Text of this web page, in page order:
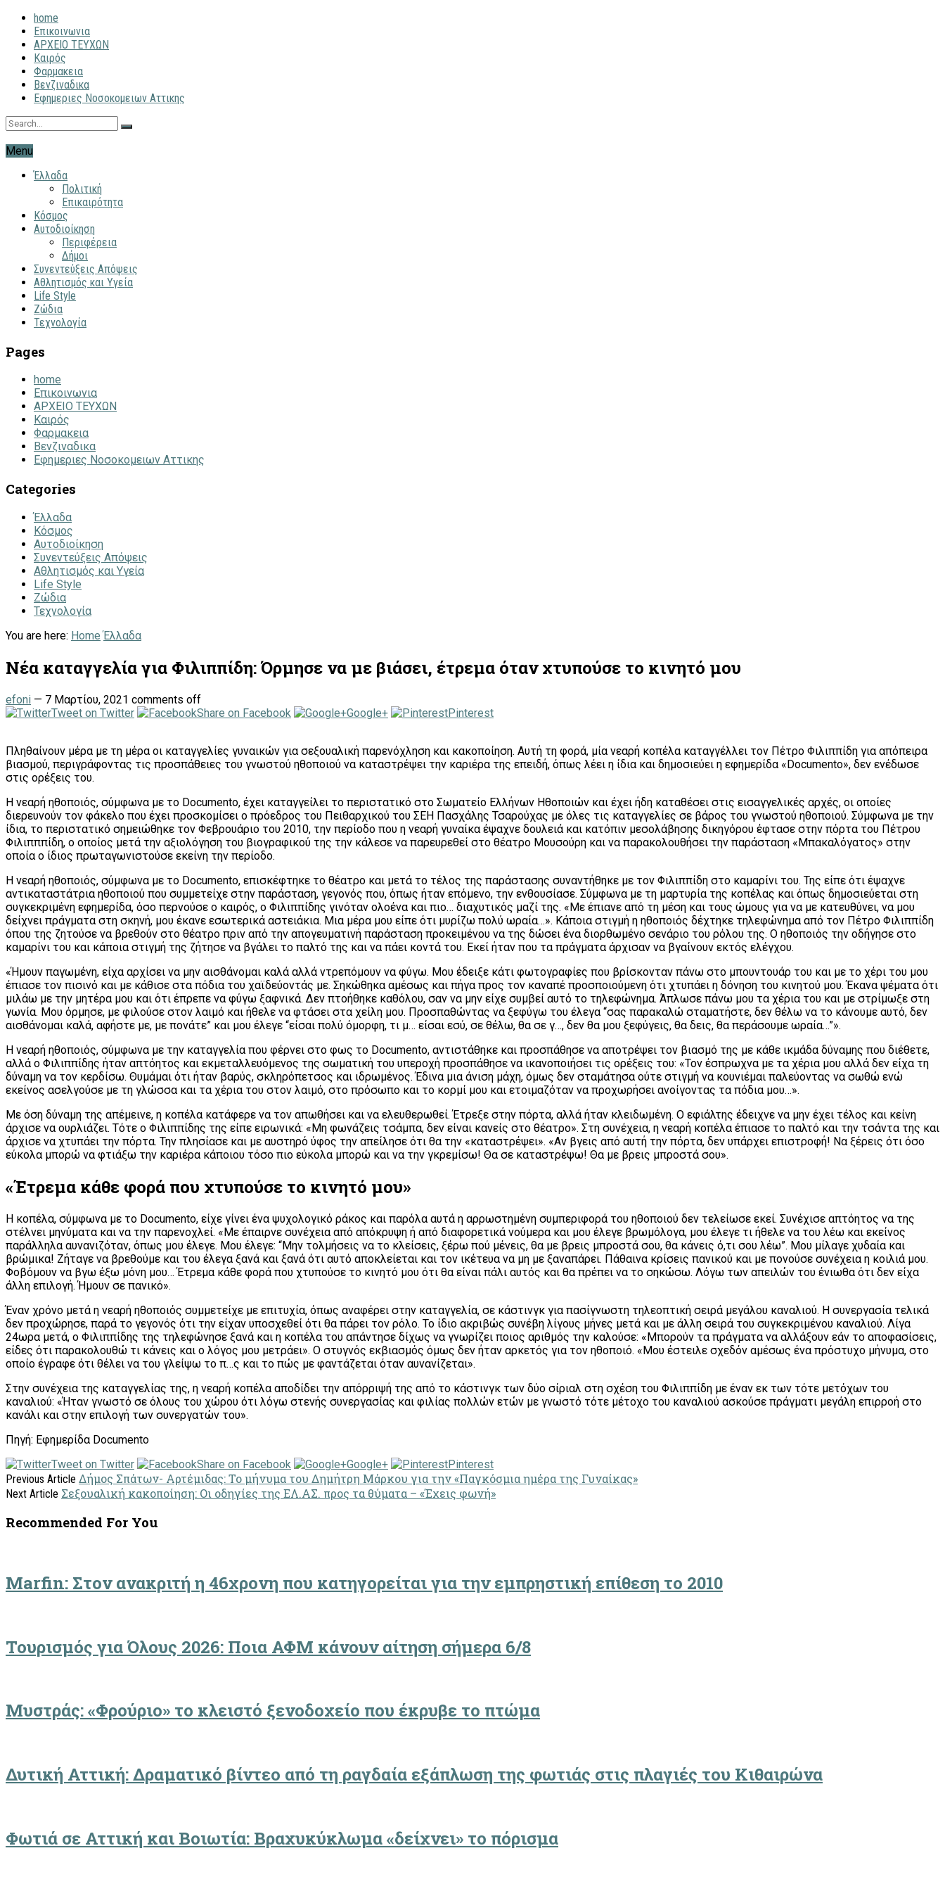
home
Επικοινωνια
ΑΡΧΕΙΟ ΤΕΥΧΩΝ
Καιρός
Φαρμακεια
Βενζιναδικα
Εφημεριες Νοσοκομειων Αττικης
Menu
Έλλαδα
Πολιτική
Επικαιρότητα
Κόσμος
Αυτοδιοίκηση
Περιφέρεια
Δήμοι
Συνεντεύξεις Απόψεις
Αθλητισμός και Υγεία
Life Style
Ζώδια
Τεχνολογία
Pages
home
Επικοινωνια
ΑΡΧΕΙΟ ΤΕΥΧΩΝ
Καιρός
Φαρμακεια
Βενζιναδικα
Εφημεριες Νοσοκομειων Αττικης
Categories
Έλλαδα
Κόσμος
Αυτοδιοίκηση
Συνεντεύξεις Απόψεις
Αθλητισμός και Υγεία
Life Style
Ζώδια
Τεχνολογία
You are here: Home Έλλαδα
Νέα καταγγελία για Φιλιππίδη: Όρμησε να με βιάσει, έτρεμα όταν χτυπούσε το κινητό μου
efoni — 7 Μαρτίου, 2021 comments off
Tweet on Twitter
Share on Facebook Google+ Pinterest
Πληθαίνουν μέρα με τη μέρα οι καταγγελίες γυναικών για σεξουαλική παρενόχληση και κακοποίηση. Αυτή τη φορά, μία νεαρή κοπέλα καταγγέλλει τον Πέτρο Φιλιππίδη για απόπειρα
βιασμού, περιγράφοντας τις προσπάθειες του γνωστού ηθοποιού να καταστρέψει την καριέρα της επειδή, όπως λέει η ίδια και δημοσιεύει η εφημερίδα «Documento», δεν ενέδωσε
στις ορέξεις του.
Η νεαρή ηθοποιός, σύμφωνα με το Documento, έχει καταγγείλει το περιστατικό στο Σωματείο Ελλήνων Ηθοποιών και έχει ήδη καταθέσει στις εισαγγελικές αρχές, οι οποίες
διερευνούν τον φάκελο που έχει προσκομίσει ο πρόεδρος του Πειθαρχικού του ΣΕΗ Πασχάλης Τσαρούχας με όλες τις καταγγελίες σε βάρος του γνωστού ηθοποιού. Σύμφωνα με την
ίδια, το περιστατικό σημειώθηκε τον Φεβρουάριο του 2010, την περίοδο που η νεαρή γυναίκα έψαχνε δουλειά και κατόπιν μεσολάβησης δικηγόρου έφτασε στην πόρτα του Πέτρου
Φιλιπππίδη, ο οποίος μετά την αξιολόγηση του βιογραφικού της την κάλεσε να παρευρεθεί στο θέατρο Μουσούρη και να παρακολουθήσει την παράσταση «Μπακαλόγατος» στην
οποία ο ίδιος πρωταγωνιστούσε εκείνη την περίοδο.
Η νεαρή ηθοποιός, σύμφωνα με το Documento, επισκέφτηκε το θέατρο και μετά το τέλος της παράστασης συναντήθηκε με τον Φιλιππίδη στο καμαρίνι του. Της είπε ότι έψαχνε
αντικαταστάτρια ηθοποιού που συμμετείχε στην παράσταση, γεγονός που, όπως ήταν επόμενο, την ενθουσίασε. Σύμφωνα με τη μαρτυρία της κοπέλας και όπως δημοσιεύεται στη
συγκεκριμένη εφημερίδα, όσο περνούσε ο καιρός, ο Φιλιππίδης γινόταν ολοένα και πιο… διαχυτικός μαζί της. «Με έπιανε από τη μέση και τους ώμους για να με κατευθύνει, να μου
δείχνει πράγματα στη σκηνή, μου έκανε εσωτερικά αστειάκια. Μια μέρα μου είπε ότι μυρίζω πολύ ωραία…». Κάποια στιγμή η ηθοποιός δέχτηκε τηλεφώνημα από τον Πέτρο Φιλιππίδη
όπου της ζητούσε να βρεθούν στο θέατρο πριν από την απογευματινή παράσταση προκειμένου να της δώσει ένα διορθωμένο σενάριο του ρόλου της. Ο ηθοποιός την οδήγησε στο
καμαρίνι του και κάποια στιγμή της ζήτησε να βγάλει το παλτό της και να πάει κοντά του. Εκεί ήταν που τα πράγματα άρχισαν να βγαίνουν εκτός ελέγχου.
«Ήμουν παγωμένη, είχα αρχίσει να μην αισθάνομαι καλά αλλά ντρεπόμουν να φύγω. Μου έδειξε κάτι φωτογραφίες που βρίσκονταν πάνω στο μπουντουάρ του και με το χέρι του μου
έπιασε τον πισινό και με κάθισε στα πόδια του χαϊδεύοντάς με. Σηκώθηκα αμέσως και πήγα προς τον καναπέ προσποιούμενη ότι χτυπάει η δόνηση του κινητού μου. Έκανα ψέματα ότι
μιλάω με την μητέρα μου και ότι έπρεπε να φύγω ξαφνικά. Δεν πτοήθηκε καθόλου, σαν να μην είχε συμβεί αυτό το τηλεφώνημα. Άπλωσε πάνω μου τα χέρια του και με στρίμωξε στη
γωνία. Μου όρμησε, με φιλούσε στον λαιμό και ήθελε να φτάσει στα χείλη μου. Προσπαθώντας να ξεφύγω του έλεγα “σας παρακαλώ σταματήστε, δεν θέλω να το κάνουμε αυτό, δεν
αισθάνομαι καλά, αφήστε με, με πονάτε” και μου έλεγε “είσαι πολύ όμορφη, τι μ… είσαι εσύ, σε θέλω, θα σε γ…, δεν θα μου ξεφύγεις, θα δεις, θα περάσουμε ωραία…”».
Η νεαρή ηθοποιός, σύμφωνα με την καταγγελία που φέρνει στο φως το Documento, αντιστάθηκε και προσπάθησε να αποτρέψει τον βιασμό της με κάθε ικμάδα δύναμης που διέθετε,
αλλά ο Φιλιππίδης ήταν απτόητος και εκμεταλλευόμενος της σωματική του υπεροχή προσπάθησε να ικανοποιήσει τις ορέξεις του: «Τον έσπρωχνα με τα χέρια μου αλλά δεν είχα τη
δύναμη να τον κερδίσω. Θυμάμαι ότι ήταν βαρύς, σκληρόπετσος και ιδρωμένος. Έδινα μια άνιση μάχη, όμως δεν σταμάτησα ούτε στιγμή να κουνιέμαι παλεύοντας να σωθώ ενώ
εκείνος ασελγούσε με τη γλώσσα και τα χέρια του στον λαιμό, στο πρόσωπο και το κορμί μου και ετοιμαζόταν να προχωρήσει ανοίγοντας τα πόδια μου…».
Με όση δύναμη της απέμεινε, η κοπέλα κατάφερε να τον απωθήσει και να ελευθερωθεί. Έτρεξε στην πόρτα, αλλά ήταν κλειδωμένη. Ο εφιάλτης έδειχνε να μην έχει τέλος και κείνη
άρχισε να ουρλιάζει. Τότε ο Φιλιππίδης της είπε ειρωνικά: «Μη φωνάζεις τσάμπα, δεν είναι κανείς στο θέατρο». Στη συνέχεια, η νεαρή κοπέλα έπιασε το παλτό και την τσάντα της και
άρχισε να χτυπάει την πόρτα. Την πλησίασε και με αυστηρό ύφος την απείλησε ότι θα την «καταστρέψει». «Αν βγεις από αυτή την πόρτα, δεν υπάρχει επιστροφή! Να ξέρεις ότι όσο
εύκολα μπορώ να φτιάξω την καριέρα κάποιου τόσο πιο εύκολα μπορώ και να την γκρεμίσω! Θα σε καταστρέψω! Θα με βρεις μπροστά σου».
«Έτρεμα κάθε φορά που χτυπούσε το κινητό μου»
Η κοπέλα, σύμφωνα με το Documento, είχε γίνει ένα ψυχολογικό ράκος και παρόλα αυτά η αρρωστημένη συμπεριφορά του ηθοποιού δεν τελείωσε εκεί. Συνέχισε απτόητος να της
στέλνει μηνύματα και να την παρενοχλεί. «Με έπαιρνε συνέχεια από απόκρυψη ή από διαφορετικά νούμερα και μου έλεγε βρωμόλογα, μου έλεγε τι ήθελε να του λέω και εκείνος
παράλληλα αυνανιζόταν, όπως μου έλεγε. Μου έλεγε: “Μην τολμήσεις να το κλείσεις, ξέρω πού μένεις, θα με βρεις μπροστά σου, θα κάνεις ό,τι σου λέω”. Μου μίλαγε χυδαία και
βρώμικα! Ζήταγε να βρεθούμε και του έλεγα ξανά και ξανά ότι αυτό αποκλείεται και τον ικέτευα να μη με ξαναπάρει. Πάθαινα κρίσεις πανικού και με πονούσε συνέχεια η κοιλιά μου.
Φοβόμουν να βγω έξω μόνη μου… Έτρεμα κάθε φορά που χτυπούσε το κινητό μου ότι θα είναι πάλι αυτός και θα πρέπει να το σηκώσω. Λόγω των απειλών του ένιωθα ότι δεν είχα
άλλη επιλογή. Ήμουν σε πανικό».
Έναν χρόνο μετά η νεαρή ηθοποιός συμμετείχε με επιτυχία, όπως αναφέρει στην καταγγελία, σε κάστινγκ για πασίγνωστη τηλεοπτική σειρά μεγάλου καναλιού. Η συνεργασία τελικά
δεν προχώρησε, παρά το γεγονός ότι την είχαν υποσχεθεί ότι θα πάρει τον ρόλο. Το ίδιο ακριβώς συνέβη λίγους μήνες μετά και με άλλη σειρά του συγκεκριμένου καναλιού. Λίγα
24ωρα μετά, ο Φιλιππίδης της τηλεφώνησε ξανά και η κοπέλα του απάντησε δίχως να γνωρίζει ποιος αριθμός την καλούσε: «Μπορούν τα πράγματα να αλλάξουν εάν το αποφασίσεις,
είδες ότι παρακολουθώ τι κάνεις και ο λόγος μου μετράει». Ο στυγνός εκβιασμός όμως δεν ήταν αρκετός για τον ηθοποιό. «Μου έστειλε σχεδόν αμέσως ένα πρόστυχο μήνυμα, στο
οποίο έγραφε ότι θέλει να του γλείψω το π…ς και το πώς με φαντάζεται όταν αυνανίζεται».
Στην συνέχεια της καταγγελίας της, η νεαρή κοπέλα αποδίδει την απόρριψή της από το κάστινγκ των δύο σίριαλ στη σχέση του Φιλιππίδη με έναν εκ των τότε μετόχων του
καναλιού: «Ήταν γνωστό σε όλους του χώρου ότι λόγω στενής συνεργασίας και φιλίας πολλών ετών με γνωστό τότε μέτοχο του καναλιού ασκούσε πράγματι μεγάλη επιρροή στο
κανάλι και στην επιλογή των συνεργατών του».
Πηγή: Εφημερίδα Documento
Tweet on Twitter
Share on Facebook Google+
Pinterest
Previous Article Δήμος Σπάτων- Αρτέμιδας: Το μήνυμα του Δημήτρη Μάρκου για την «Παγκόσμια ημέρα της Γυναίκας»
Next Article Σεξουαλική κακοποίηση: Οι οδηγίες της ΕΛ.ΑΣ. προς τα θύματα – «Έχεις φωνή»
Recommended For You
Marfin: Στον ανακριτή η 46χρονη που κατηγορείται για την εμπρηστική επίθεση το 2010
Τουρισμός για Όλους 2026: Ποια ΑΦΜ κάνουν αίτηση σήμερα 6/8
Μυστράς: «Φρούριο» το κλειστό ξενοδοχείο που έκρυβε το πτώμα
Δυτική Αττική: Δραματικό βίντεο από τη ραγδαία εξάπλωση της φωτιάς στις πλαγιές του Κιθαιρώνα
Φωτιά σε Αττική και Βοιωτία: Βραχυκύκλωμα «δείχνει» το πόρισμα